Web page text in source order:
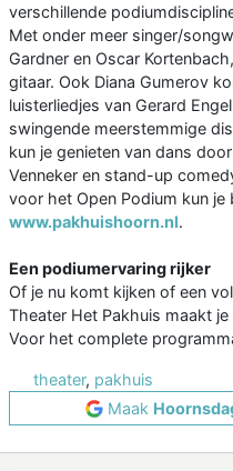
verschillende
Met onder meer singer/
Gardner en Oscar
gitaar. Ook Diana Gumerov
luisterliedjes van Gerard
swingende meerstemmige
kun je genieten van dans
Venneker en stand-up
voor het Open Podium kun je
www.pakhuishoorn.nl.
Een podiumervaring rijker
Of je nu komt kijken of een
Theater Het Pakhuis maakt
Voor het complete
theater, pakhuis
Maak